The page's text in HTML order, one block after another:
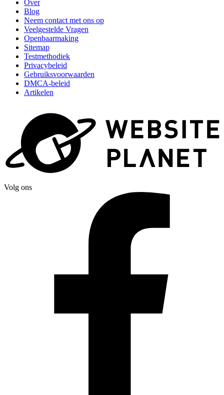
Over
Blog
Neem contact met ons op
Veelgestelde Vragen
Openbaarmaking
Sitemap
Testmethodiek
Privacybeleid
Gebruiksvoorwaarden
DMCA-beleid
Artikelen
Volg ons